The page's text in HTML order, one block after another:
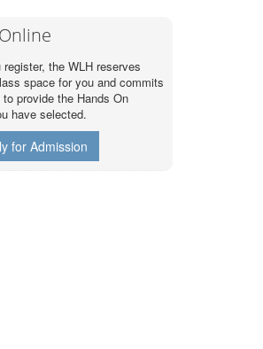
register, the WLH reserves
space for you and commits
to provide the Hands On
have selected.
for Admission